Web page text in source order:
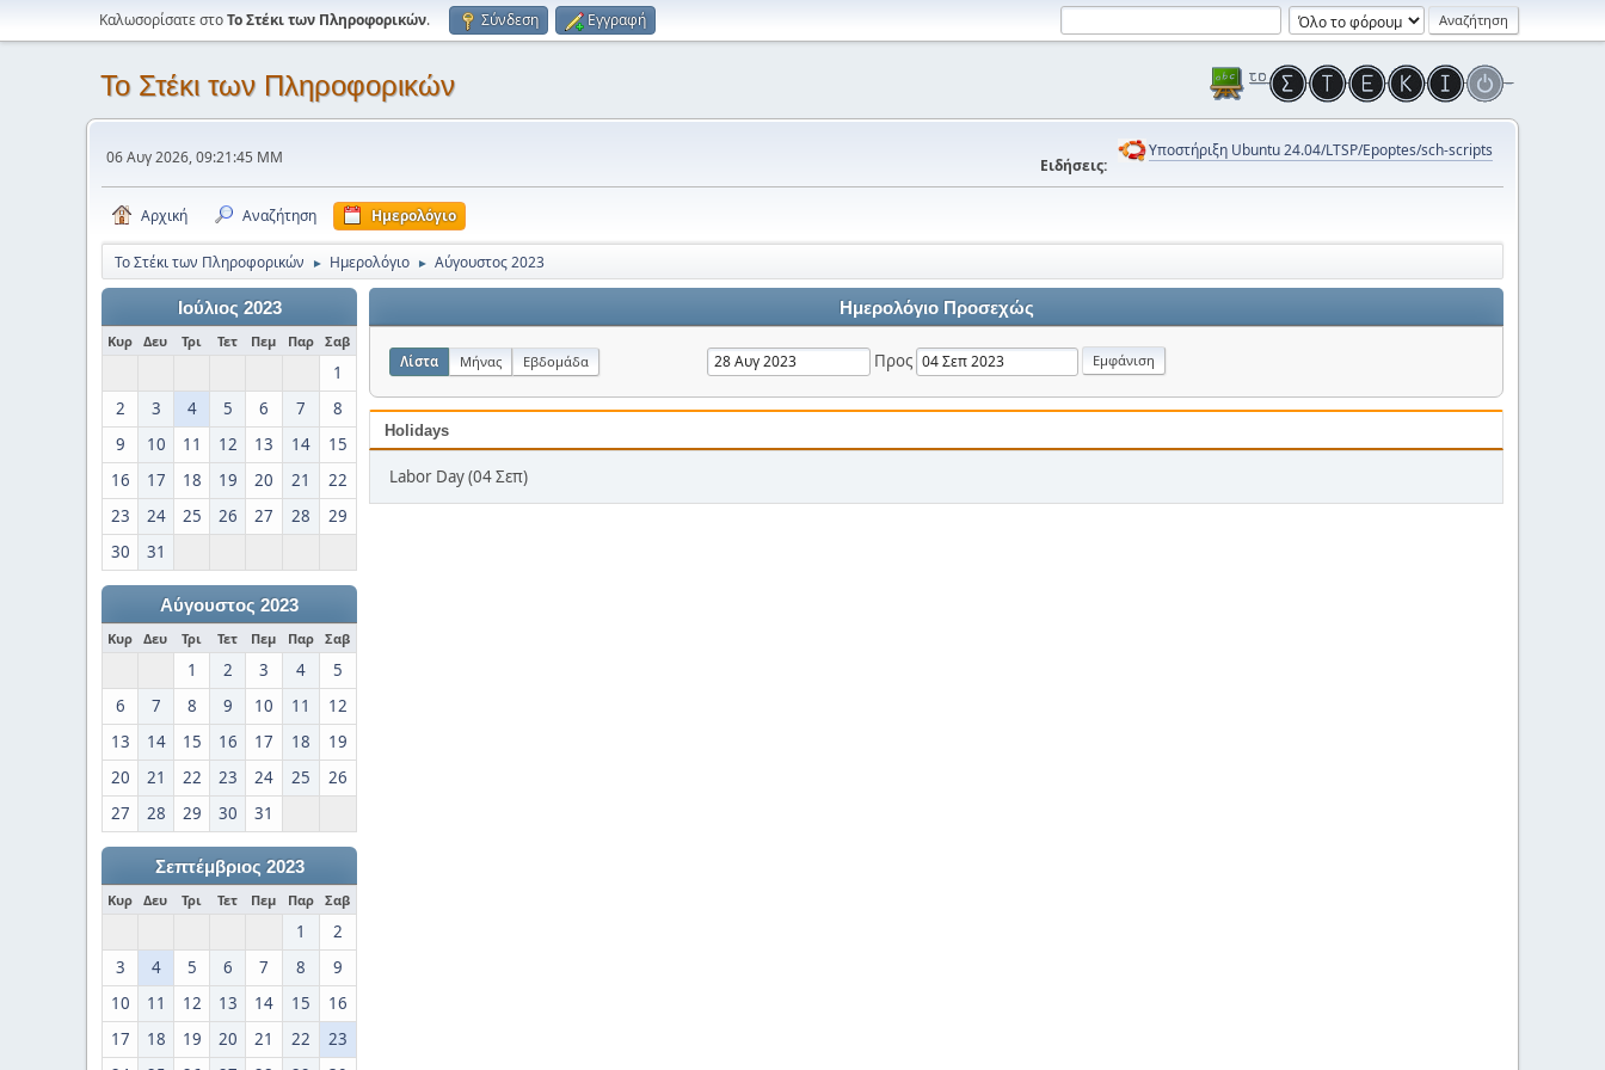
Καλωσορίσατε στοΤο Στέκι των Πληροφορικών. Σύνδεση Εγγραφή
Το Στέκι των Πληροφορικών
06 Αυγ 2026, 09:21:45 ΜΜ Ειδήσεις:
Υποστήριξη Ubuntu 24.04/LTSP/Epoptes/sch-scripts
Αρχική Αναζήτηση Ημερολόγιο
Το Στέκι των Πληροφορικών ► Ημερολόγιο ► Αύγουστος 2023
Ιούλιος 2023
Κυρ Δευ Τρι Τετ Πεμ Παρ Σαβ
1
2
3 4 5 6 7
8
9
10 11 12 13 14
15
16
17 18 19 20 21
22
23
24 25 26 27 28
29
30
31
Αύγουστος 2023
Κυρ Δευ Τρι Τετ Πεμ Παρ Σαβ
1 2 3 4
5
6
7 8 9 10 11
12
13
14 15 16 17 18
19
20
21 22 23 24 25
26
27
28 29 30 31
Σεπτέμβριος 2023
Κυρ Δευ Τρι Τετ Πεμ Παρ Σαβ
1
2
3
4 5 6 7 8
9
10
11 12 13 14 15
16
17
18 19 20 21 22
23
Ημερολόγιο Προσεχώς
Λίστα Μήνας Εβδομάδα Προς
Holidays
Labor Day (04 Σεπ)